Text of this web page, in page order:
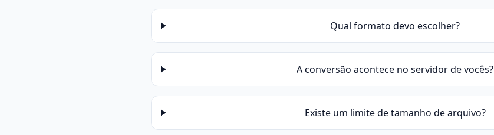
Qual formato devo escolher?
A conversão acontece no servidor de vocês?
Existe um limite de tamanho de arquivo?